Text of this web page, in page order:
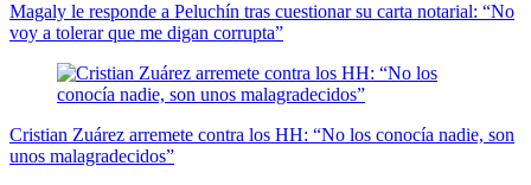
Magaly le responde a Peluchín tras cuestionar su carta notarial: “No
voy a tolerar que me digan corrupta”
Cristian Zuárez arremete contra los HH: “No los conocía nadie, son
unos malagradecidos”